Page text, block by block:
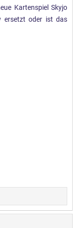
Kartenspiel Skyjo
ersetzt oder ist das